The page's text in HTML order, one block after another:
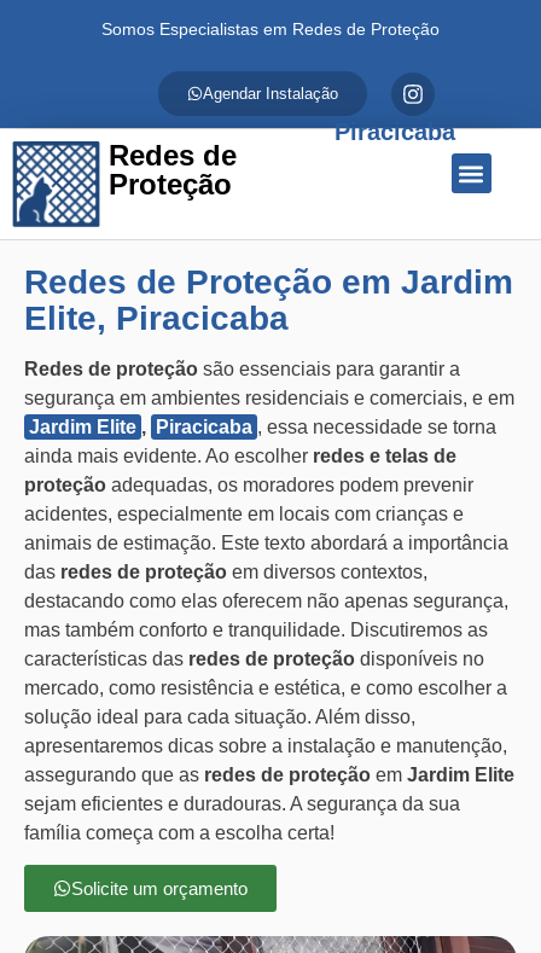
Somos Especialistas em Redes de Proteção
Agendar Instalação
Redes de
Proteção
Piracicaba
Redes de Proteção em Jardim
Elite, Piracicaba
Redes de proteção são essenciais para garantir a
segurança em ambientes residenciais e comerciais, e em
Jardim Elite , Piracicaba , essa necessidade se torna
ainda mais evidente. Ao escolher redes e telas de
proteção adequadas, os moradores podem prevenir
acidentes, especialmente em locais com crianças e
animais de estimação. Este texto abordará a importância
das redes de proteção em diversos contextos,
destacando como elas oferecem não apenas segurança,
mas também conforto e tranquilidade. Discutiremos as
características das redes de proteção disponíveis no
mercado, como resistência e estética, e como escolher a
solução ideal para cada situação. Além disso,
apresentaremos dicas sobre a instalação e manutenção,
assegurando que as redes de proteção em Jardim Elite
sejam eficientes e duradouras. A segurança da sua
família começa com a escolha certa!
Solicite um orçamento